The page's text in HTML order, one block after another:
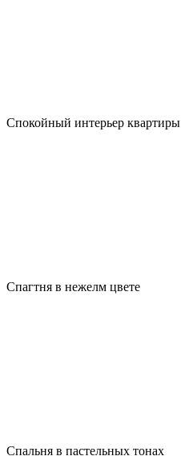
Спокойный интерьер квартиры
Спагтня в нежелм цвете
Спальня в пастельных тонах